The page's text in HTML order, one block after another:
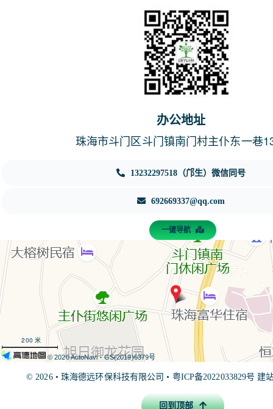
办公地址
珠海市斗门区斗门镇南门村主仆东一巷
13232297518（邝生）微信同号
692669337@qq.com
一键导航
200 米
© 2026 AutoNavi- GS(2019)6379号
© 2026 •珠海德远环保科技有限公司 • 粤ICP备2022033829号 建
回到顶部